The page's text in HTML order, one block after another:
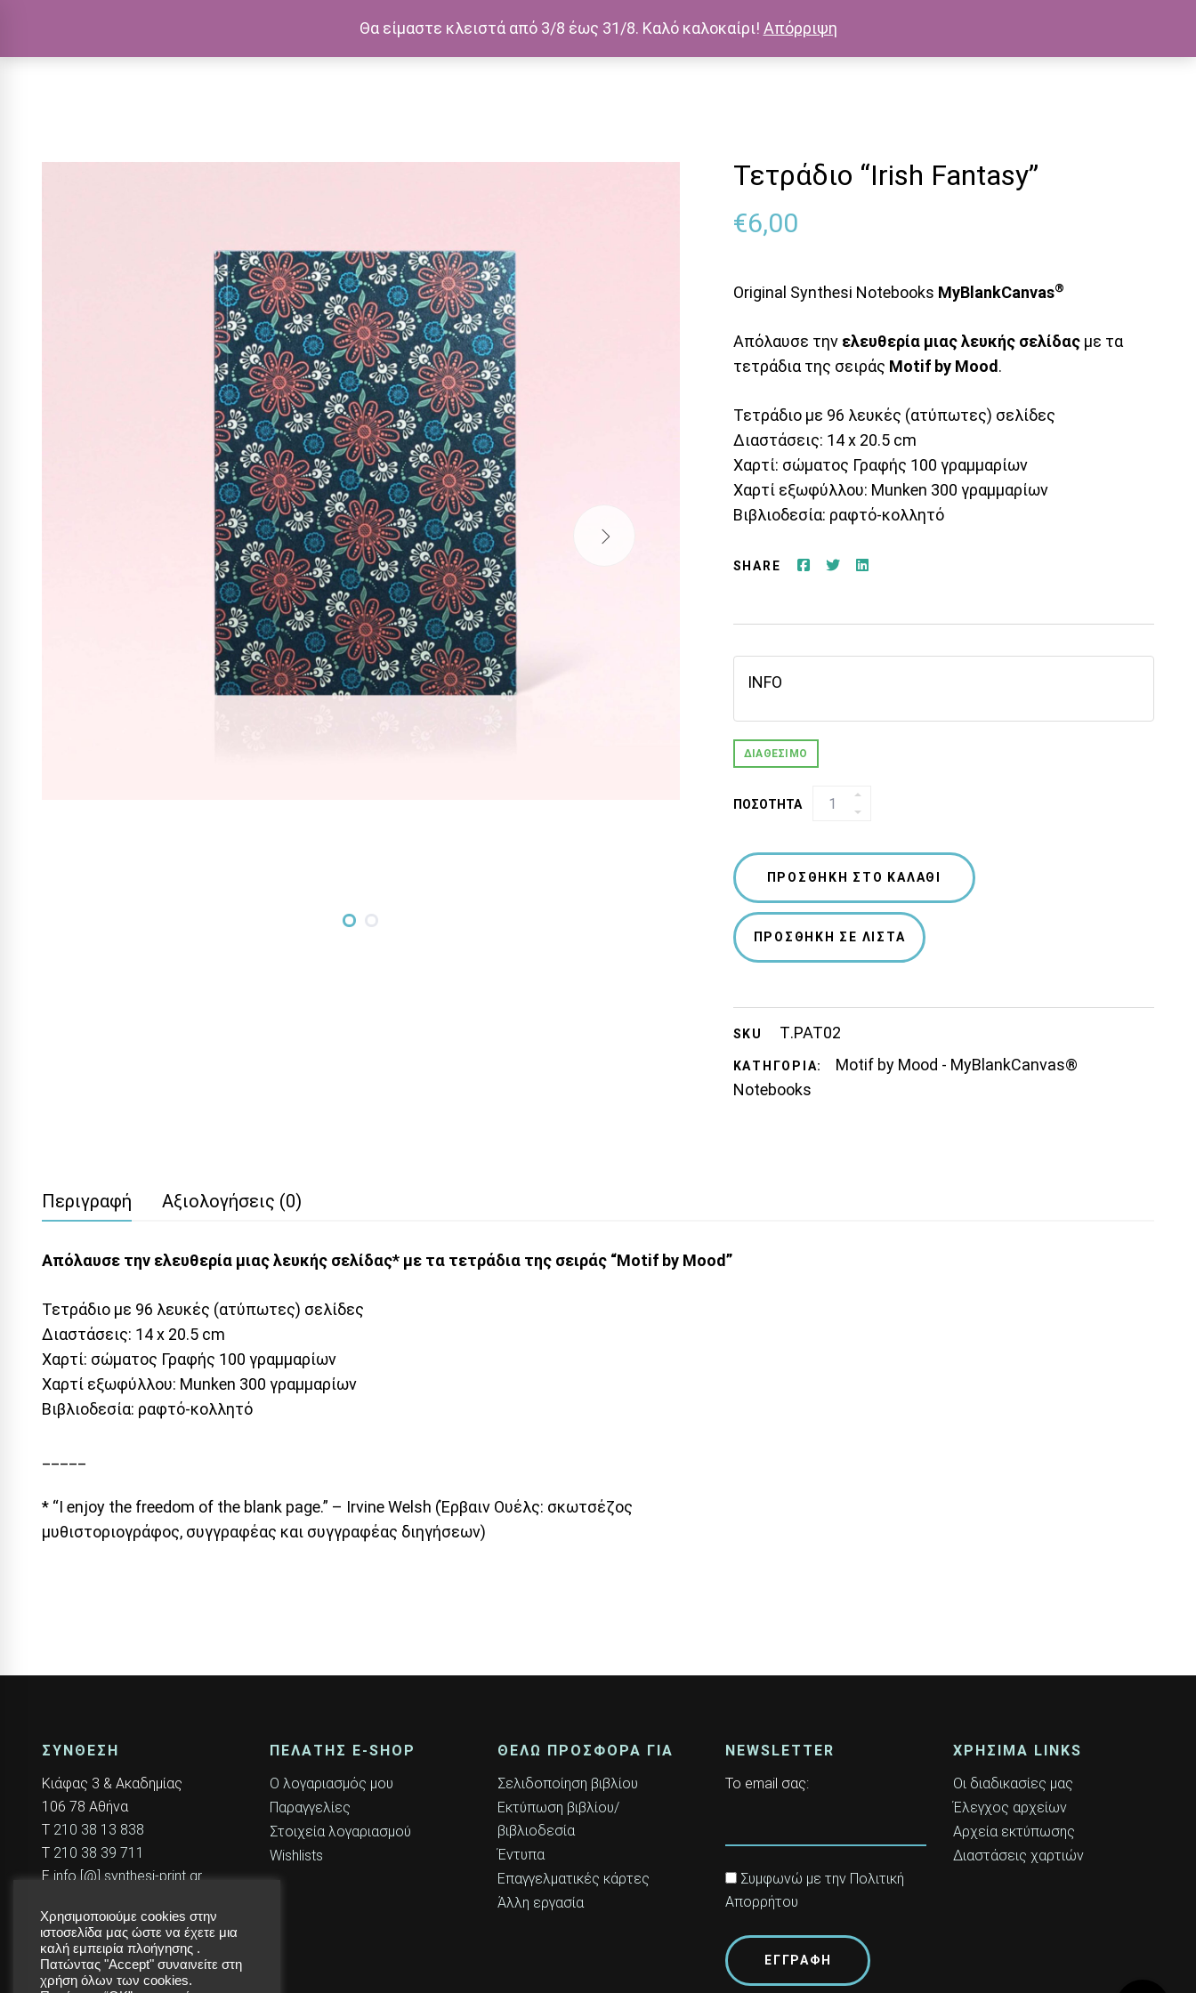
Τετράδιο “Irish Fantasy”
€6,00
Original Synthesi Notebooks MyBlankCanvas®
Απόλαυσε την ελευθερία μιας λευκής σελίδαςμε τα
τετράδια της σειράς Motif by Mood .
Τετράδιο με 96 λευκές (ατύπωτες) σελίδες
Διαστάσεις: 14 x 20.5 cm
Χαρτί: σώματος Γραφής 100 γραμμαρίων
Χαρτί εξωφύλλου: Munken 300 γραμμαρίων
Βιβλιοδεσία: ραφτό-κολλητό
SHARE
INFO
ΔΙΑΘΈΣΙΜΟ
ΠΟΣΌΤΗΤΑ
ΤΕΤΡΆΔΙΟ
QUANTITY
ΠΡΟΣΘΉΚΗ ΣΤΟ ΚΑΛΆΘΙ
ΠΡΟΣΘΉΚΗ ΣΕ ΛΊΣΤΑ
SKU Τ.PAT02
ΚΑΤΗΓΟΡΊΑ:
Motif by Mood - MyBlankCanvas®
Notebooks
Περιγραφή Αξιολογήσεις (0)
Απόλαυσε την ελευθερία μιας λευκής σελίδας* με τα τετράδια της σειράς “Motif by Mood”
Τετράδιο με 96 λευκές (ατύπωτες) σελίδες
Διαστάσεις: 14 x 20.5 cm
Χαρτί: σώματος Γραφής 100 γραμμαρίων
Χαρτί εξωφύλλου: Munken 300 γραμμαρίων
Βιβλιοδεσία: ραφτό-κολλητό
* “I enjoy the freedom of the blank page.” – Irvine Welsh (Έρβαιν Ουέλς: σκωτσέζος
μυθιστοριογράφος, συγγραφέας και συγγραφέας διηγήσεων)
ΣΥΝΘΕΣΗ
Κιάφας 3 & Ακαδημίας
106 78 Αθήνα
T 210 38 13 838
T 210 38 39 711
Einfo [@] synthesi-print.gr
ΠΕΛΆΤΗΣ E-SHOP
Ο λογαριασμός μου
Παραγγελίες
Στοιχεία λογαριασμού
Wishlists
ΘΕΛΩ ΠΡΟΣΦΟΡΑ ΓΙΑ
Σελιδοποίηση βιβλίου
Εκτύπωση βιβλίου/
βιβλιοδεσία
Έντυπα
Επαγγελματικές κάρτες
Άλλη εργασία
NEWSLETTER
Το email σας:
Συμφωνώ με την Πολιτική
Απορρήτου
ΧΡΗΣΙΜΑ LINKS
Οι διαδικασίες μας
Έλεγχος αρχείων
Αρχεία εκτύπωσης
Διαστάσεις χαρτιών
Χρησιμοποιούμε cookies στην
ιστοσελίδα μας ώστε να έχετε μια
καλή εμπειρία πλοήγησης .
Πατώντας "Accept" συναινείτε στη
χρήση όλων των cookies.
Θα είμαστε κλειστά από 3/8 έως 31/8. Καλό καλοκαίρι! Απόρριψη